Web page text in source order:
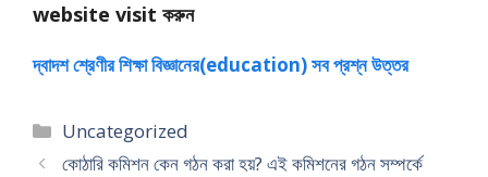
website visit করুন
দ্বাদশ শ্রেণীর শিক্ষা বিজ্ঞানের(education) সব প্রশ্ন উত্তর
Categories
Uncategorized
কোঠারি কমিশন কেন গঠন করা হয়? এই কমিশনের গঠন সম্পর্কে